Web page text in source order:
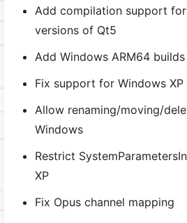
Add compilation support
versions of Qt5
Add Windows ARM64 builds
Fix support for Windows XP
Allow renaming/moving/
Windows
Restrict
XP
Fix Opus channel mapping